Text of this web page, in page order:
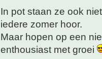
In pot staan ze ook
iedere zomer hoor.
Maar hopen op een
enthousiast met groei